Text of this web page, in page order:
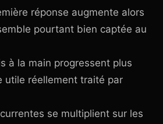
réponse augmente alors
pourtant bien captée au
à la main progressent plus
utile réellement traité par
se multiplient sur les